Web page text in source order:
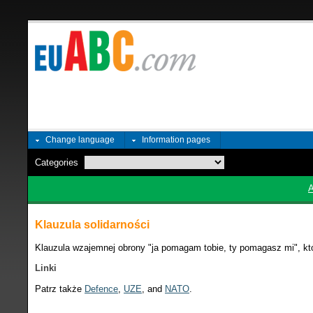
Change language Information pages
Categories
Klauzula solidarności
Klauzula wzajemnej obrony "ja pomagam tobie, ty pomagasz mi",
Linki
Patrz także Defence UZE , and NATO